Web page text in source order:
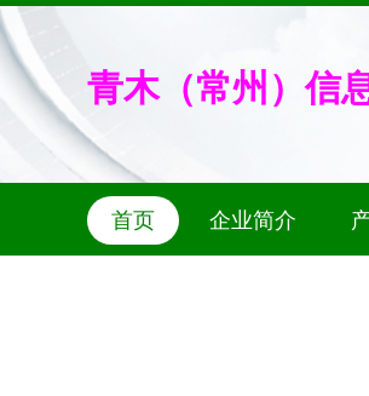
青木（常州）信
首页 企业简介